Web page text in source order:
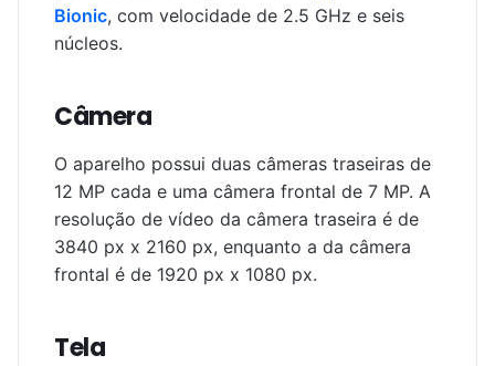
Bionic, com velocidade de 2.5 GHz e seis
núcleos.
Câmera
O aparelho possui duas câmeras traseiras de
12 MP cada e uma câmera frontal de 7 MP. A
resolução de vídeo da câmera traseira é de
3840 px x 2160 px, enquanto a da câmera
frontal é de 1920 px x 1080 px.
Tela